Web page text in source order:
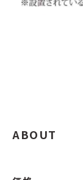
ABOUT